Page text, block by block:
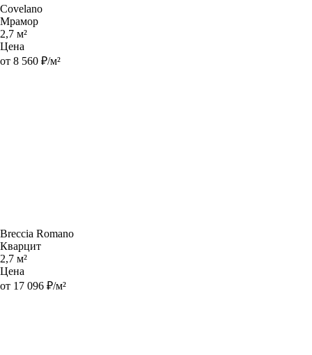
Covelano
Мрамор
2,7 м²
Цена
от 8 560 ₽/м²
Breccia Romano
Кварцит
2,7 м²
Цена
от 17 096 ₽/м²